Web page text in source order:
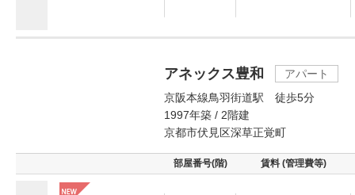
アネックス豊和
アパート
京阪本線鳥羽街道駅 徒歩5分
1997年築 / 2階建
京都市伏見区深草正覚町
部屋番号(階) 賃料 (管理費等)